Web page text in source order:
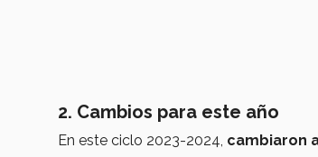
2. Cambios para este año
En este ciclo 2023-2024, cambiaron